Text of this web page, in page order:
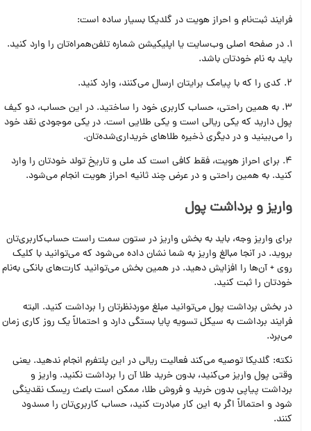
فرایند ثبت‌نام و احراز هویت در گلدیکا بسیار ساده است:
1. در صفحه اصلی وب‌سایت یا اپلیکیشن شماره تلفن‌همراه‌تان را وارد کنید.
باید به نام خودتان باشد.
3. به همین راحتی، حساب کاربری خود را ساختید. در این حساب، دو کیف
پول دارید که یکی ریالی است و یکی طلایی است. در یکی موجودی نقد خود
را می‌بینید و در دیگری ذخیره طلاهای خریداری‌شده‌تان.
4. برای احراز هویت، فقط کافی است کد ملی و تاریخ تولد خودتان را وارد
کنید. به همین راحتی و در عرض چند ثانیه احراز هویت انجام می‌شود.
واریز و برداشت پول
برای واریز وجه، باید به بخش واریز در ستون سمت راست حساب‌کاربری‌تان
بروید. در آنجا مبالغ واریز به شما نشان داده می‌شود که می‌توانید با کلیک
روی + آن‌ها را افزایش دهید. در همین بخش می‌توانید کارت‌های بانکی به‌نام
خودتان را ثبت کنید.
در بخش برداشت پول می‌توانید مبلغ موردنظرتان را برداشت کنید. البته
فرایند برداشت به سیکل تسویه پایا بستگی دارد و احتمالاً یک روز کاری زمان
می‌برد.
نکته: گلدیکا توصیه می‌کند فعالیت ریالی در این پلتفرم انجام ندهید. یعنی
وقتی پول واریز می‌کنید، بدون خرید طلا آن را برداشت نکنید. واریز و
برداشت پیاپی بدون خرید و فروش طلا، ممکن است باعث ریسک نقدینگی
شود و احتمالاً اگر به این کار مبادرت کنید، حساب کاربری‌تان را مسدود
کنند.